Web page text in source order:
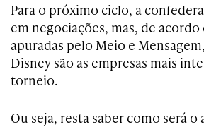
Para o próximo ciclo, a
em negociações, mas, de
apuradas pelo Meio e
Disney são as empresas mais
torneio.
Ou seja, resta saber como será o